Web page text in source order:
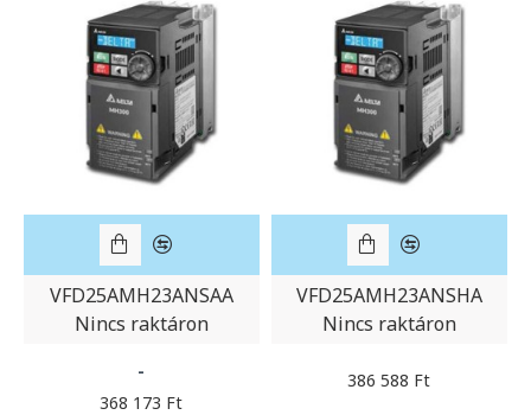
VFD25AMH23ANSAA
Nincs raktáron
-
368 173 Ft
VFD25AMH23ANSHA
Nincs raktáron
386 588 Ft